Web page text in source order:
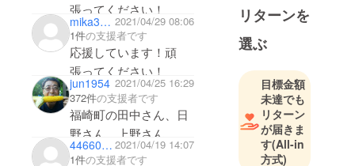
張ってください！
mika38kinako 2021/04/29 08:06
1件の支援者です
応援しています！頑
張ってください！
jun1954 2021/04/25 16:29
372件の支援者です
福崎町の田中さん、日
野さん、上野さん、榊
原さん、たつの市の副
44660506 2021/04/19 14:07
1件の支援者です
で綴る「わ
になれると
版。
リターンを
選ぶ
目標金額
未達でも
リターン
が届きま
す(All-in
方式)